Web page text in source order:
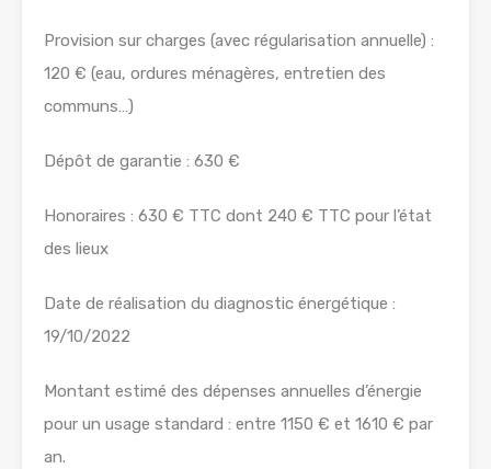
Provision sur charges (avec régularisation annuelle) :
120 € (eau, ordures ménagères, entretien des
communs…)
Dépôt de garantie : 630 €
Honoraires : 630 € TTC dont 240 € TTC pour l’état
des lieux
Date de réalisation du diagnostic énergétique :
19/10/2022
Montant estimé des dépenses annuelles d’énergie
pour un usage standard : entre 1150 € et 1610 € par
an.